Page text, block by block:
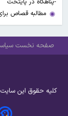
-پناهگاه در پایتخت
مطالبه قصاص
صفحه نخست
کلیه حقوق این